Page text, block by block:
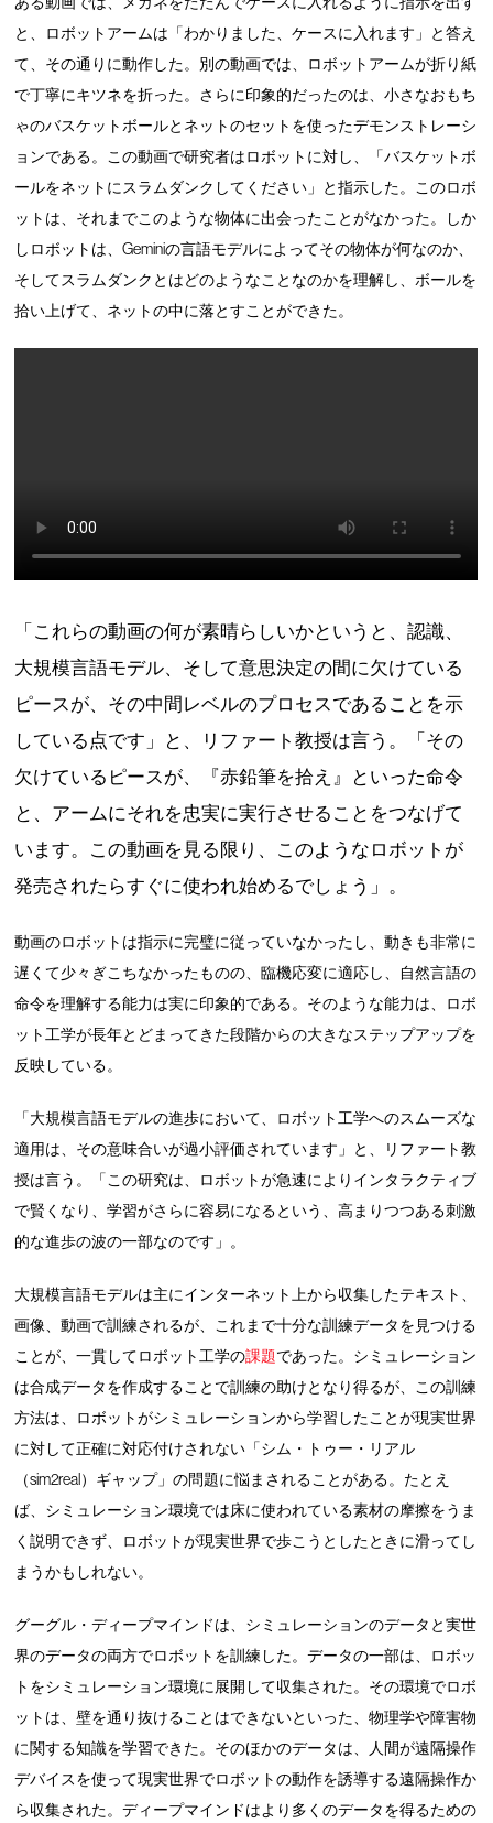
と、ロボットアームは「わかりました、ケースに入れます」と答え
て、その通りに動作した。別の動画では、ロボットアームが折り紙
で丁寧にキツネを折った。さらに印象的だったのは、小さなおもち
ゃのバスケットボールとネットのセットを使ったデモンストレーシ
ョンである。この動画で研究者はロボットに対し、「バスケットボ
ールをネットにスラムダンクしてください」と指示した。このロボ
ットは、それまでこのような物体に出会ったことがなかった。しか
しロボットは、Geminiの言語モデルによってその物体が何なのか、
そしてスラムダンクとはどのようなことなのかを理解し、ボールを
拾い上げて、ネットの中に落とすことができた。
「これらの動画の何が素晴らしいかというと、認識、
大規模言語モデル、そして意思決定の間に欠けている
ピースが、その中間レベルのプロセスであることを示
している点です」と、リファート教授は言う。「その
欠けているピースが、『赤鉛筆を拾え』といった命令
と、アームにそれを忠実に実行させることをつなげて
います。この動画を見る限り、このようなロボットが
発売されたらすぐに使われ始めるでしょう」。
動画のロボットは指示に完璧に従っていなかったし、動きも非常に
遅くて少々ぎこちなかったものの、臨機応変に適応し、自然言語の
命令を理解する能力は実に印象的である。そのような能力は、ロボ
ット工学が長年とどまってきた段階からの大きなステップアップを
反映している。
「大規模言語モデルの進歩において、ロボット工学へのスムーズな
適用は、その意味合いが過小評価されています」と、リファート教
授は言う。「この研究は、ロボットが急速によりインタラクティブ
で賢くなり、学習がさらに容易になるという、高まりつつある刺激
的な進歩の波の一部なのです」。
大規模言語モデルは主にインターネット上から収集したテキスト、
画像、動画で訓練されるが、これまで十分な訓練データを見つける
ことが、一貫してロボット工学の課題であった。シミュレーション
は合成データを作成することで訓練の助けとなり得るが、この訓練
方法は、ロボットがシミュレーションから学習したことが現実世界
に対して正確に対応付けされない「シム・トゥー・リアル
（sim2real）ギャップ」の問題に悩まされることがある。たとえ
ば、シミュレーション環境では床に使われている素材の摩擦をうま
く説明できず、ロボットが現実世界で歩こうとしたときに滑ってし
まうかもしれない。
グーグル・ディープマインドは、シミュレーションのデータと実世
界のデータの両方でロボットを訓練した。データの一部は、ロボッ
トをシミュレーション環境に展開して収集された。その環境でロボ
ットは、壁を通り抜けることはできないといった、物理学や障害物
に関する知識を学習できた。そのほかのデータは、人間が遠隔操作
デバイスを使って現実世界でロボットの動作を誘導する遠隔操作か
ら収集された。ディープマインドはより多くのデータを得るための